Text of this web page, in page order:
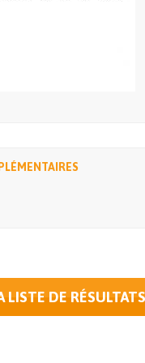
LISTE DE RÉSULTATS